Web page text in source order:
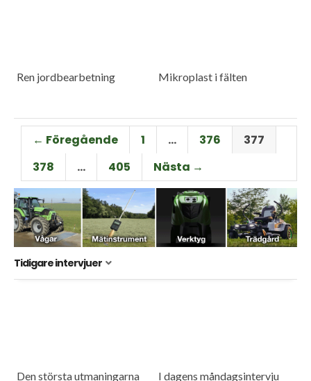
Ren jordbearbetning Mikroplast i fälten
← Föregående 1 … 376
377
378
… 405 Nästa →
Tidigare intervjuer
Den största utmaningarna
I dagens måndagsintervju